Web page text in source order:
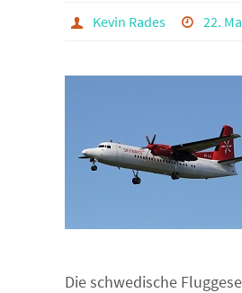
Kevin Rades 22.
Dieschwedische